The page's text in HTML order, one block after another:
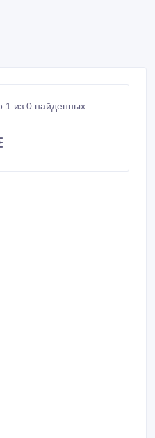
из 0 найденных.